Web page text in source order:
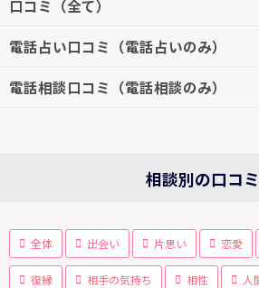
口コミ（全て）
電話占い口コミ（電話占いのみ）
電話相談口コミ（電話相談のみ）
相談別の口コミ
全体 出会い 片思い 恋愛
復縁 相手の気持ち 相性 人